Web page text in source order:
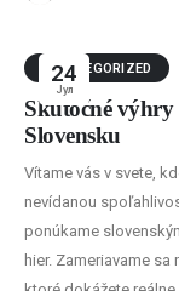
24
Јул
UNCATEGORIZED
Skutočné
Slovensku
Vítame vás v svete,
nevídanou
ponúkame
hier. Zameriavame